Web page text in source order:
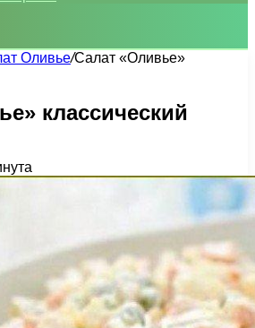
Оливье/Салат «Оливье»
классический